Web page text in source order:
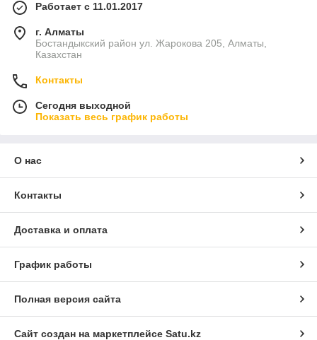
Работает с 11.01.2017
г. Алматы
Бостандыкский район ул. Жарокова 205, Алматы,
Казахстан
Контакты
Сегодня выходной
Показать весь график работы
О нас
Контакты
Доставка и оплата
График работы
Полная версия сайта
Сайт создан на маркетплейсе Satu.kz